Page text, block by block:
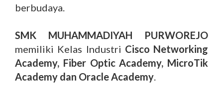
berbudaya.
SMK MUHAMMADIYAH PURWOREJO
memiliki Kelas Industri Cisco Networking
Academy, Fiber Optic Academy, MicroTik
Academy dan Oracle Academy